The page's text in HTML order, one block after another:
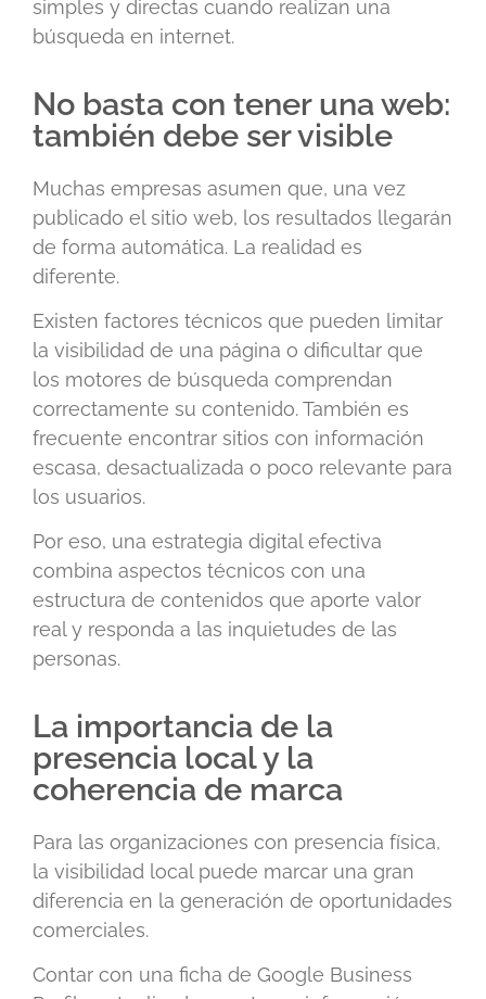
simples y directas cuando realizan una
búsqueda en internet.
No basta con tener una web:
también debe ser visible
Muchas empresas asumen que, una vez
publicado el sitio web, los resultados llegarán
de forma automática. La realidad es
diferente.
Existen factores técnicos que pueden limitar
la visibilidad de una página o dificultar que
los motores de búsqueda comprendan
correctamente su contenido. También es
frecuente encontrar sitios con información
escasa, desactualizada o poco relevante para
los usuarios.
Por eso, una estrategia digital efectiva
combina aspectos técnicos con una
estructura de contenidos que aporte valor
real y responda a las inquietudes de las
personas.
La importancia de la
presencia local y la
coherencia de marca
Para las organizaciones con presencia física,
la visibilidad local puede marcar una gran
diferencia en la generación de oportunidades
comerciales.
Contar con una ficha de Google Business